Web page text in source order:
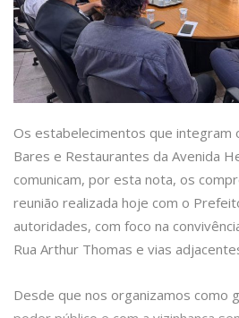
Os estabelecimentos que integram
Bares e Restaurantes da Avenida
comunicam, por esta nota, os
reunião realizada hoje com o
autoridades, com foco na
Rua Arthur Thomas e vias
Desde que nos organizamos como